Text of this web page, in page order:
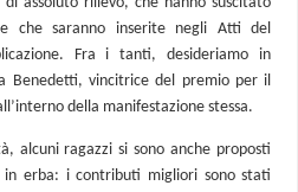
che saranno inserite negli Atti del
Fra i tanti, desideriamo in
Benedetti, vincitrice del premio per il
della manifestazione stessa.
alcuni ragazzi si sono anche proposti
erba: i contributi migliori sono stati